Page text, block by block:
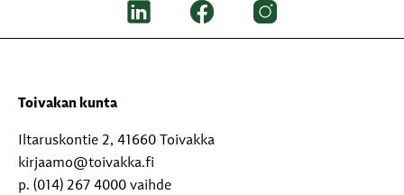
Toivakan kunta
Iltaruskontie 2, 41660 Toivakka
kirjaamo@toivakka.fi
p. (014) 267 4000 vaihde